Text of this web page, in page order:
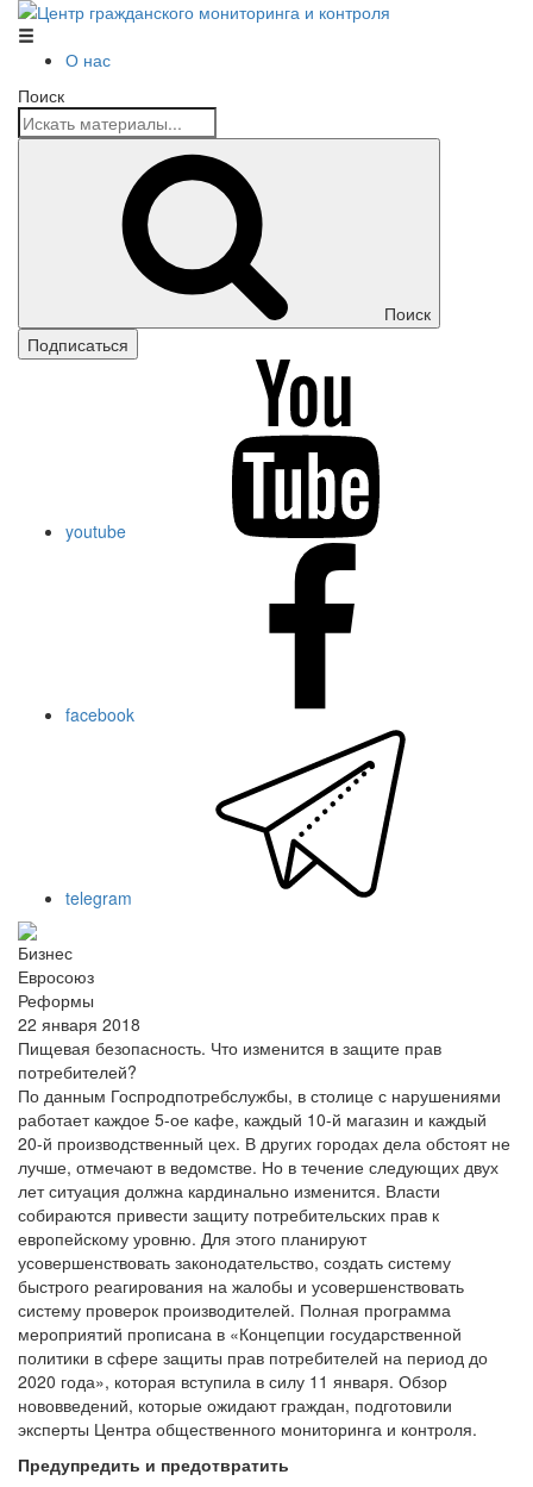
Центр гражданского мониторинга и контроля
О нас
Поиск
Поиск
Подписаться
youtube
facebook
telegram
Бизнес
Евросоюз
Реформы
22 января 2018
Пищевая безопасность. Что изменится в защите прав
потребителей?
По данным Госпродпотребслужбы, в столице с нарушениями
работает каждое 5-ое кафе, каждый 10-й магазин и каждый
20-й производственный цех. В других городах дела обстоят не
лучше, отмечают в ведомстве. Но в течение следующих двух
лет ситуация должна кардинально изменится. Власти
собираются привести защиту потребительских прав к
европейскому уровню. Для этого планируют
усовершенствовать законодательство, создать систему
быстрого реагирования на жалобы и усовершенствовать
систему проверок производителей. Полная программа
мероприятий прописана в «Концепции государственной
политики в сфере защиты прав потребителей на период до
2020 года», которая вступила в силу 11 января. Обзор
нововведений, которые ожидают граждан, подготовили
эксперты Центра общественного мониторинга и контроля.
Предупредить и предотвратить